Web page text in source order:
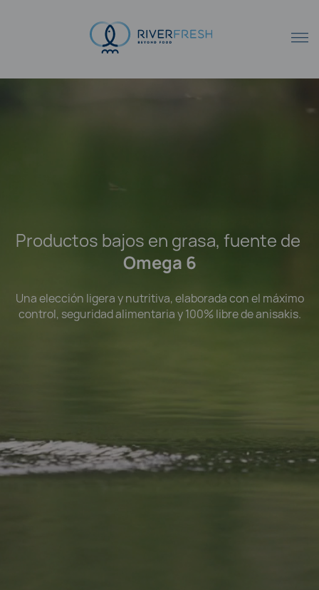
Productos bajos en grasa, fuente de
Omega 6
Una elección ligera y nutritiva, elaborada con el máximo
control, seguridad alimentaria y 100% libre de anisakis.